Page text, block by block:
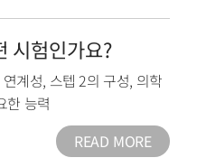
시험인가요?
계성, 스텝 2의 구성, 의학
한 능력
READ MORE